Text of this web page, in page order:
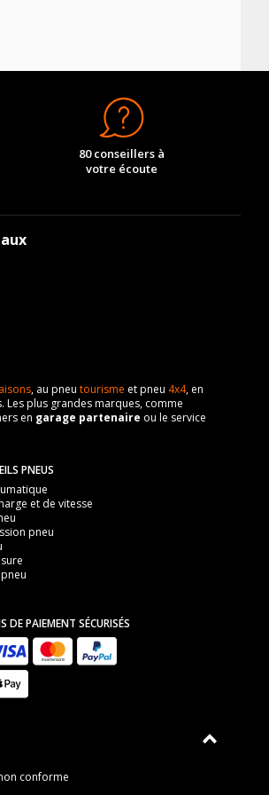
AR chargé
80 conseillers à
votre écoute
, au pneu tourisme et pneu 4x4, en
Les plus grandes marques, comme
en garage partenaire ou le service
PNEUS
et de vitesse
pneu
DE PAIEMENT SÉCURISÉS
conforme